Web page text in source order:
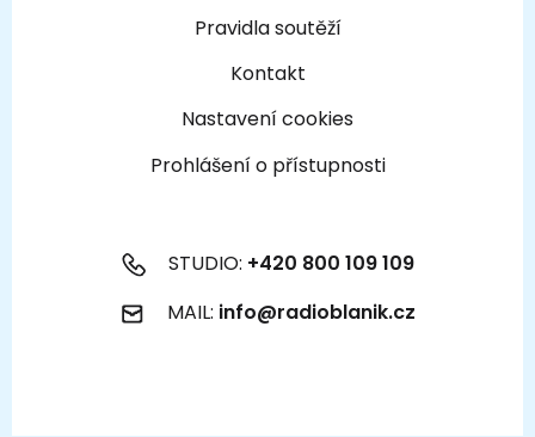
Pravidla soutěží
Kontakt
Nastavení cookies
Prohlášení o přístupnosti
STUDIO: +420 800 109 109
MAIL: info@radioblanik.cz